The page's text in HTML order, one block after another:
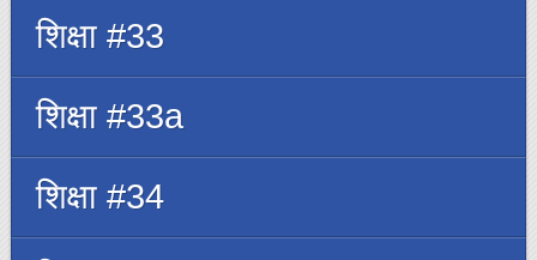
शिक्षा #33
शिक्षा #33a
शिक्षा #34